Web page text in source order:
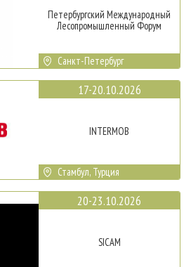
Петербургский Международный
Лесопромышленный Форум
Санкт-Петербург
17-20.10.2026
INTERMOB
Стамбул, Турция
20-23.10.2026
SICAM